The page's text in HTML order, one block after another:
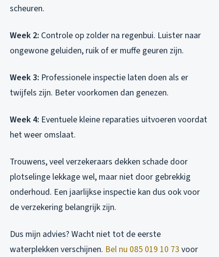
scheuren.
Week 2: Controle op zolder na regenbui. Luister naar
ongewone geluiden, ruik of er muffe geuren zijn.
Week 3: Professionele inspectie laten doen als er
twijfels zijn. Beter voorkomen dan genezen.
Week 4: Eventuele kleine reparaties uitvoeren voordat
het weer omslaat.
Trouwens, veel verzekeraars dekken schade door
plotselinge lekkage wel, maar niet door gebrekkig
onderhoud. Een jaarlijkse inspectie kan dus ook voor
de verzekering belangrijk zijn.
Dus mijn advies? Wacht niet tot de eerste
waterplekken verschijnen. Bel nu 085 019 10 73 voor